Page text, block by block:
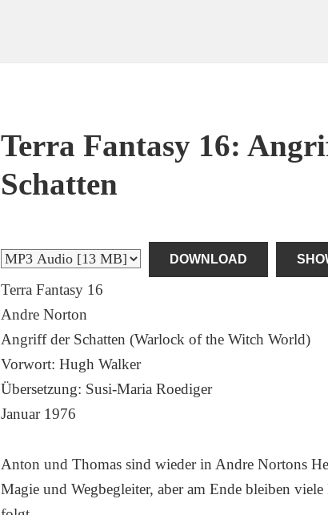
Terra Fantasy 16:
Schatten
DOWNLOAD
Terra Fantasy 16
Andre Norton
Angriff der Schatten (Warlock of the Witch World)
Vorwort: Hugh Walker
Übersetzung: Susi-Maria Roediger
Januar 1976
Anton und Thomas sind wieder in Andre Nortons
Magie und Wegbegleiter, aber am Ende bleiben